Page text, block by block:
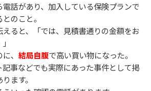
話があり、加入している保険プランで
のこと。
えると、「では、見積書通りの金額をお
、 結局自腹で高い買い物になった。
記事などでも実際にあった事件として掲
ます。